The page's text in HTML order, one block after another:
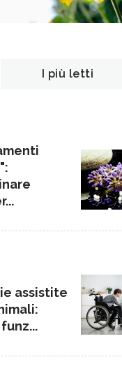
I più letti
assistite